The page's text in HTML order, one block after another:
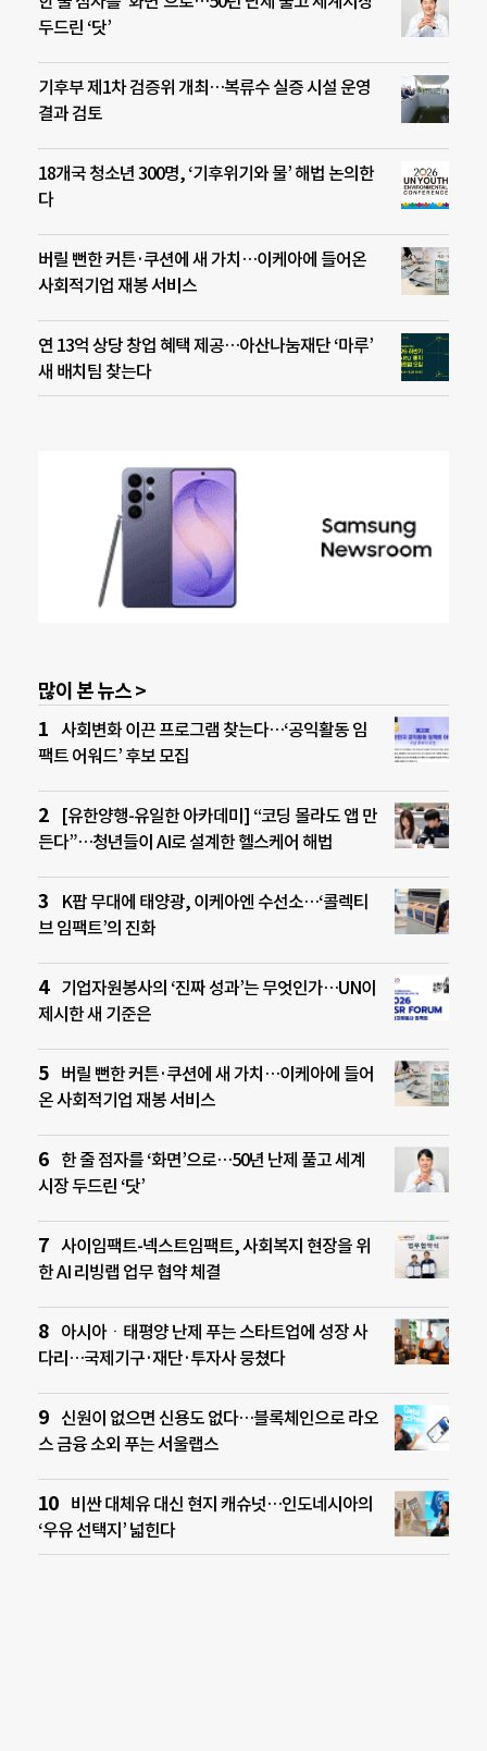
두드린 ‘닷’
기후부 제1차 검증위 개최…복류수 실증 시설 운영
결과 검토
18개국 청소년 300명, ‘기후위기와 물’ 해법 논의한
다
버릴 뻔한 커튼·쿠션에 새 가치…이케아에 들어온
사회적기업 재봉 서비스
연 13억 상당 창업 혜택 제공…아산나눔재단 ‘마루’
새 배치팀 찾는다
많이 본 뉴스 >
사회변화 이끈 프로그램 찾는다…‘공익활동 임
팩트 어워드’ 후보 모집
[유한양행-유일한 아카데미] “코딩 몰라도 앱 만
든다”…청년들이 AI로 설계한 헬스케어 해법
K팝 무대에 태양광, 이케아엔 수선소…‘콜렉티
브 임팩트’의 진화
기업자원봉사의 ‘진짜 성과’는 무엇인가…UN이
제시한 새 기준은
버릴 뻔한 커튼·쿠션에 새 가치…이케아에 들어
온 사회적기업 재봉 서비스
한 줄 점자를 ‘화면’으로…50년 난제 풀고 세계
시장 두드린 ‘닷’
사이임팩트-넥스트임팩트, 사회복지 현장을 위
한 AI 리빙랩 업무 협약 체결
아시아ㆍ태평양 난제 푸는 스타트업에 성장 사
다리…국제기구·재단·투자사 뭉쳤다
신원이 없으면 신용도 없다…블록체인으로 라오
스 금융 소외 푸는 서울랩스
비싼 대체유 대신 현지 캐슈넛…인도네시아의
‘우유 선택지’ 넓힌다